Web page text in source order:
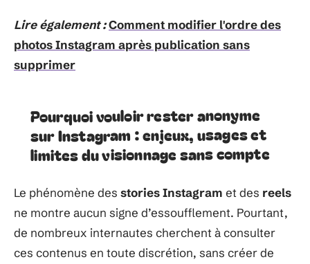
Lire également :Comment modifier l'ordre des
photos Instagram après publication sans
supprimer
Pourquoi vouloir rester anonyme
sur Instagram : enjeux, usages et
limites du visionnage sans compte
Le phénomène des stories Instagram et des reels
ne montre aucun signe d’essoufflement. Pourtant,
de nombreux internautes cherchent à consulter
ces contenus en toute discrétion, sans créer de